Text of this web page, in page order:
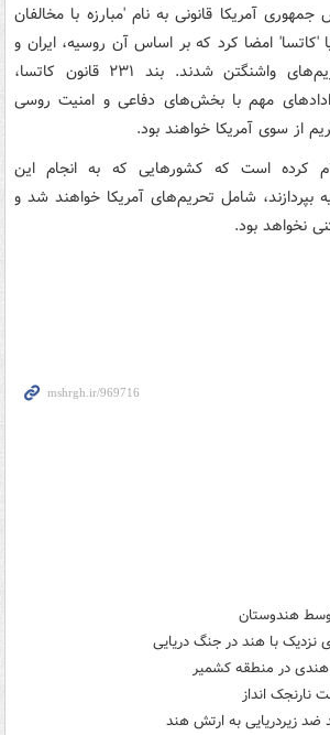
رئیس جمهوری آمریکا قانونی به نام 'مبارزه با مخالفان
'کاتسا' امضا کرد که بر اساس آن روسیه، ایران و
کره شمالی شامل تحریم‌های واشنگتن شدند. بند ۲۳۱ قانون کاتسا،
مهم با بخش‌های دفاعی و امنیت روسی
از سوی آمریکا خواهند بود.
کرده است که کشورهایی که به انجام این
بپردازند، شامل تحریم‌های آمریکا خواهند شد و
نخواهد بود.
هندوستان
نزدیک با هند در جنگ دریایی
در منطقه کشمیر
انداز
زیردریایی به ارتش هند